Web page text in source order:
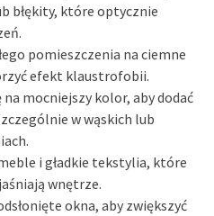
błękity, które optycznie
pomieszczenia na ciemne
efekt klaustrofobii.
mocniejszy kolor, aby dodać
w wąskich lub
i gładkie tekstylia, które
wnętrze.
okna, aby zwiększyć